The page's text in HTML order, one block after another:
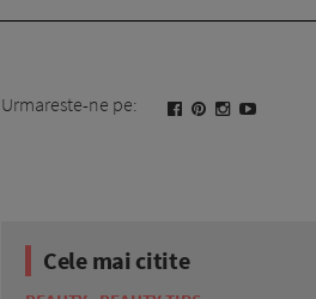
Urmareste-ne pe:
Cele mai citite